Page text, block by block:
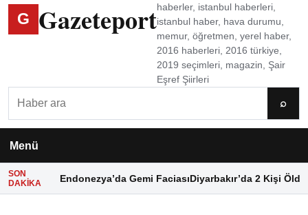
G Gazeteporthaberler, istanbul haberleri,
istanbul haber, hava durumu,
memur, öğretmen, yerel haber,
2016 haberleri, 2016 türkiye,
2019 seçimleri, magazin, Şair
Eşref Şiirleri
⌕
Menü
SON
DAKIKA
Endonezya’da Gemi FaciasıDiyarbakır’da 2 Kişi Öldü